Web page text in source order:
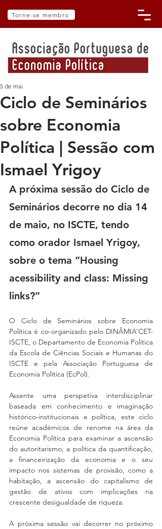
Torne-se membro
Ciclo de Seminários
sobre Economia
Política | Sessão com
Ismael Yrigoy
5 de mai.
A próxima sessão do Ciclo de
Seminários decorre no dia 14
de maio, no ISCTE, tendo
como orador Ismael Yrigoy,
sobre o tema “Housing
acessibility and class: Missing
links?”
O Ciclo de Seminários sobre Economia
Política é co-organizado pelo DINÂMIA’CET-
ISCTE, o Departamento de Economia Política
da Escola de Ciências Sociais e Humanas do
ISCTE e pela Associação Portuguesa de
Economia Política (EcPol).
Assente uma perspetiva interdisciplinar
baseada em conhecimento e imaginação
histórico-institucionais e política, este ciclo
reúne académicos de renome na área da
Economia Política para examinar a ascensão
do autoritarismo, a política da quantificação,
a financeirização da economia e o seu
impacto nos sistemas de provisão, como a
habitação, a ascensão do capitalismo de
gestão de ativos com implicações na
crescente desigualdade de riqueza.
A próxima sessão vai decorrer no próximo